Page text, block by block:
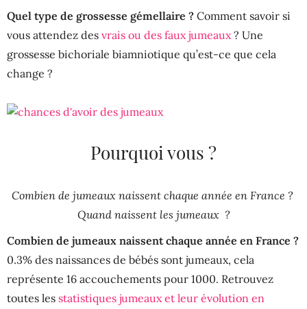
Quel type de grossesse gémellaire ? Comment savoir si
vous attendez des vrais ou des faux jumeaux ? Une
grossesse bichoriale biamniotique qu’est-ce que cela
change ?
Pourquoi vous ?
Combien de jumeaux naissent chaque année en France ?
Quand naissent les jumeaux ?
Combien de jumeaux naissent chaque année en France ?
0.3% des naissances de bébés sont jumeaux, cela
représente 16 accouchements pour 1000. Retrouvez
toutes les statistiques jumeauxet leur évolution en